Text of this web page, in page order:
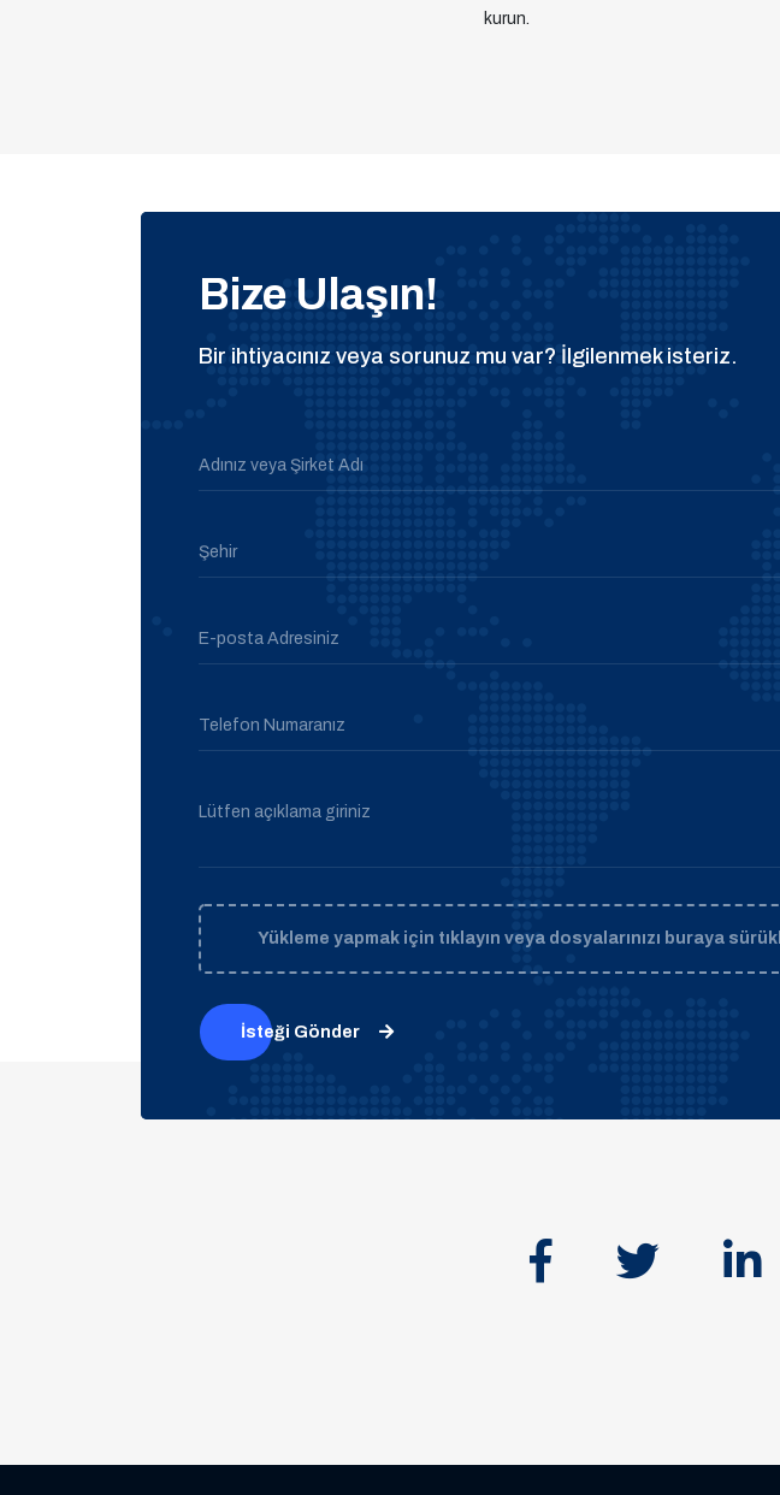
kurun.
Bize Ulaşın!
Bir ihtiyacınız veya sorunuz mu var? İlgilenmek isteriz.
Adınız veya Şirket Adı
Şehir
E-posta Adresiniz
Telefon Numaranız
Lütfen açıklama giriniz
Yükleme yapmak için tıklayın veya dosyalarınızı buraya
İsteği Gönder